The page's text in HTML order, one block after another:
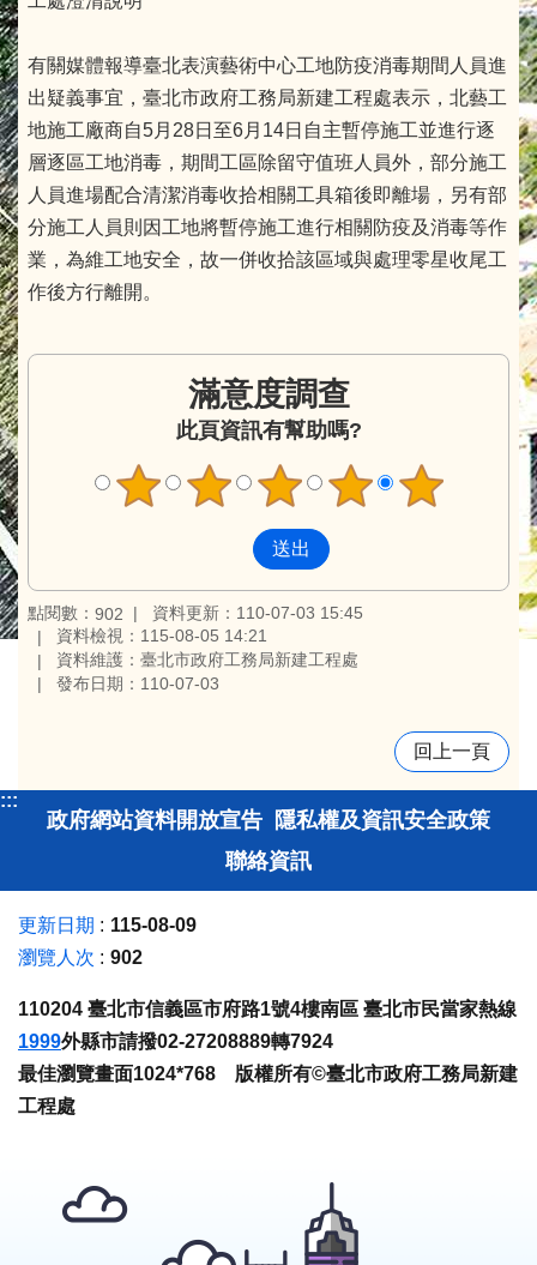
有關媒體報導臺北表演藝術中心工地防疫消毒期間人員進
出疑義事宜，臺北市政府工務局新建工程處表示，北藝工
地施工廠商自5月28日至6月14日自主暫停施工並進行逐
層逐區工地消毒，期間工區除留守值班人員外，部分施工
人員進場配合清潔消毒收拾相關工具箱後即離場，另有部
分施工人員則因工地將暫停施工進行相關防疫及消毒等作
業，為維工地安全，故一併收拾該區域與處理零星收尾工
作後方行離開。
滿意度調查
此頁資訊有幫助嗎?
點閱數： 902
資料更新：110-07-03 15:45
資料檢視：115-08-05 14:21
資料維護：臺北市政府工務局新建工程處
發布日期：110-07-03
回上一頁
:::
政府網站資料開放宣告 隱私權及資訊安全政策
聯絡資訊
更新日期
115-08-09
瀏覽人次
902
110204 臺北市信義區市府路1號4樓南區 臺北市民當家熱線
1999外縣市請撥02-27208889轉7924
最佳瀏覽畫面1024*768 版權所有©臺北市政府工務局新建
工程處